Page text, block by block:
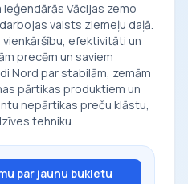
leģendārās Vācijas zemo
valsts ziemeļu daļā.
vienkāršību, efektivitāti un
precēm un saviem
Nord par stabilām, zemām
pārtikas produktiem un
nepārtikas preču klāstu,
tehniku.
par jaunu bukletu